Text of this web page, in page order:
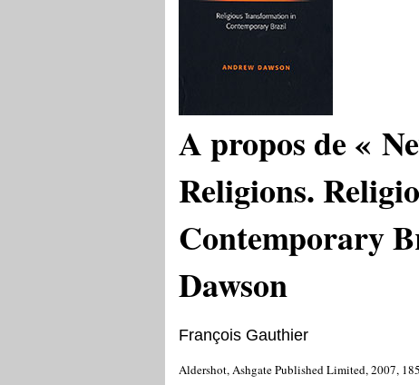
A propos de «
Religions.
Contemporary
Dawson
François Gauthier
Aldershot, Ashgate Published Limited, 2007,